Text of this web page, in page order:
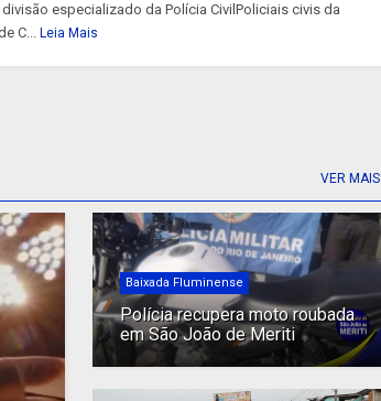
especializado da Polícia CivilPoliciais civis da
C... Leia Mais
VER MAIS
Baixada Fluminense
Polícia recupera moto roubada
em São João de Meriti